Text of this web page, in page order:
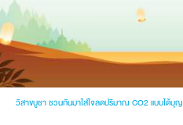
วิสาขบูชา ชวนกันมาใส่ใจลดปริมาณ CO2 แบบได้บุญ